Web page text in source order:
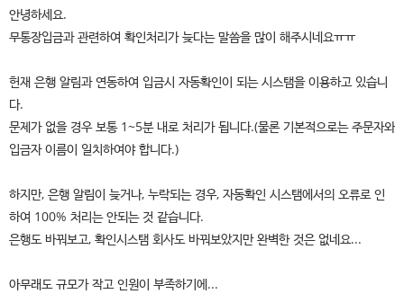
안녕하세요.
무통장입금과 관련하여 확인처리가 늦다는 말씀을 많이 해주시네요ㅠㅠ
헌재 은행 알림과 연동하여 입금시 자동확인이 되는 시스탬을 이용하고 있습니
다.
문제가 없을 경우 보통 1~5분 내로 처리가 됩니다.(물론 기본적으로는 주문자와
입금자 이름이 일치하여야 합니다.)
하지만, 은행 알림이 늦거나, 누락되는 경우, 자동확인 시스탬에서의 오류로 인
하여 100% 처리는 안되는 것 같습니다.
은행도 바꿔보고, 확인시스탬 회사도 바꿔보았지만 완벽한 것은 없네요...
아무래도 규모가 작고 인원이 부족하기에...